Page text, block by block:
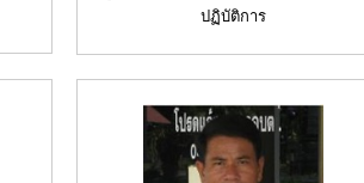
ปฏิบัติการ